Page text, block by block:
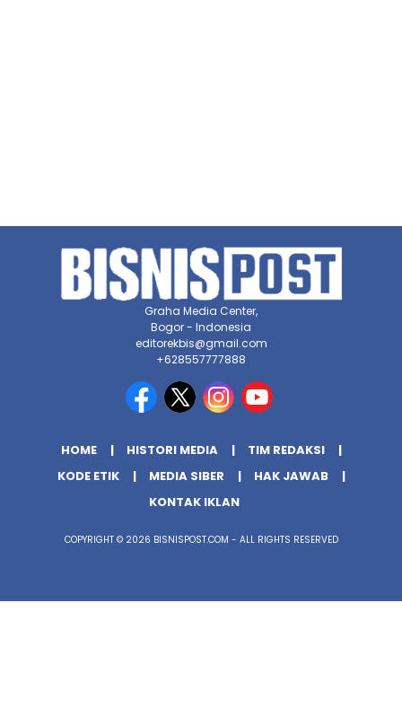
Graha Media Center,
Bogor - Indonesia
editorekbis@gmail.com
+628557777888
HOME HISTORI MEDIA
TIM REDAKSI
KODE ETIK
MEDIA SIBER
HAK JAWAB
KONTAK IKLAN
COPYRIGHT © 2026 BISNISPOST.COM - ALL RIGHTS RESERVED